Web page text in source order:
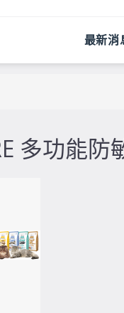
最新消
多功能防